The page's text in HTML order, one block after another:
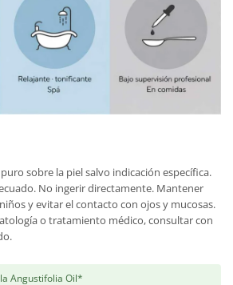
sobre la piel salvo indicación específica.
No ingerir directamente. Mantener
y evitar el contacto con ojos y mucosas.
o tratamiento médico, consultar con
Angustifolia Oil*